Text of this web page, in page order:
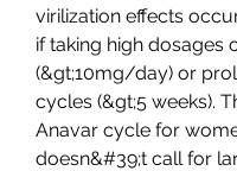
virilization effects
if taking high dosages
(&gt;10mg/day) or
cycles (&gt;5 weeks).
Anavar cycle for
doesn&#39;t call for